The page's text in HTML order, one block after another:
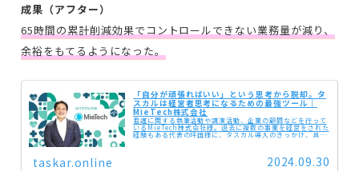
成果（アフター）
65時間の累計削減効果でコントロールできない業務量が減り、
余裕をもてるようになった。
「自分が頑張ればいい」という思考から脱却。タ
スカルは経営者思考になるための最強ツール｜
MieTech株式会社
看護に関する執筆活動や講演活動、企業の顧問などを行って
いるMieTech株式会社様。過去に複数の事業を経営をされた
経験もある代表の坪田様に、タスカル導入のきっかけ、具体
taskar.online 2024.09.30